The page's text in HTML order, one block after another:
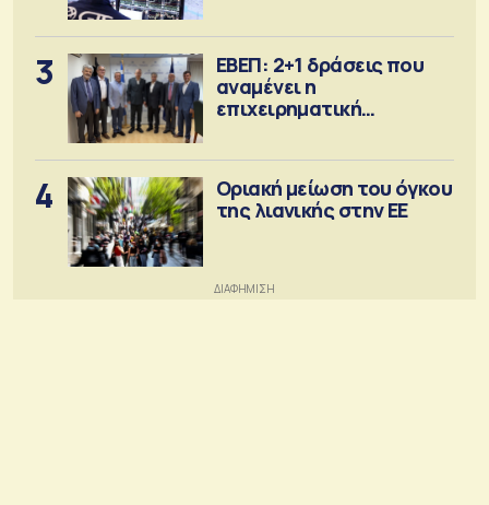
3
ΕΒΕΠ: 2+1 δράσεις που
αναμένει η
επιχειρηματική
4
Οριακή μείωση του όγκου
της λιανικής στην ΕΕ